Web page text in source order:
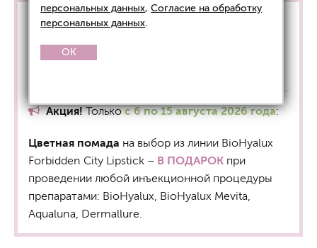
Вся линейка космецевтики
Акция!Толькос 6 по 15 августа 2026 года:
Цветная помада на выбор из линии BioHyalux
Forbidden City Lipstick – В ПОДАРОК при
проведении любой инъекционной процедуры
препаратами: BioHyalux, BioHyalux Mevita,
Aqualuna, Dermallure.
персональных данных,Согласие на обработку
персональных данных.
OK